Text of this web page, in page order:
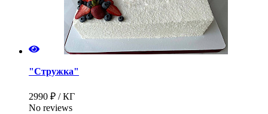
"Стружка"
2990 ₽ / КГ
No reviews